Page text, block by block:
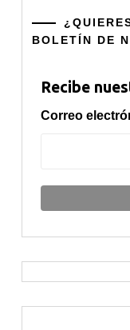
BOLETÍN DE
Recibe
Correo